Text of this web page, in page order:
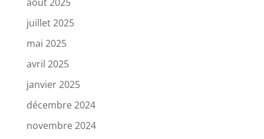
juillet 2025
mai 2025
avril 2025
janvier 2025
décembre 2024
novembre 2024